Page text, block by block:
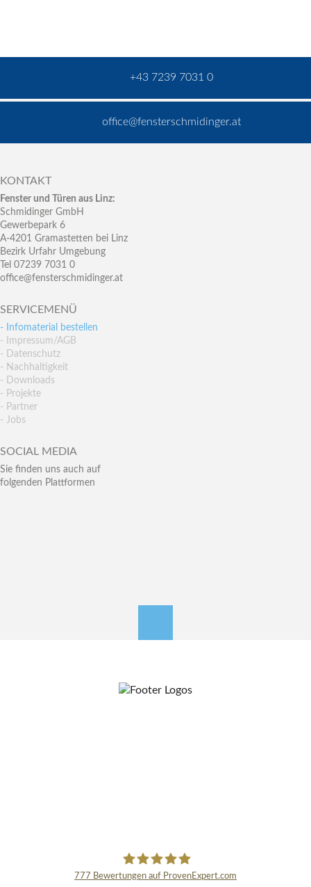
+43 7239 7031 0
office@fensterschmidinger.at
KONTAKT
Fenster und Türen aus Linz:
Schmidinger GmbH
Gewerbepark 6
A-4201 Gramastetten bei Linz
Bezirk Urfahr Umgebung
Tel 07239 7031 0
office@fensterschmidinger.at
SERVICEMENÜ
- Infomaterial bestellen
- Impressum/AGB
- Datenschutz
- Nachhaltigkeit
- Downloads
- Projekte
- Partner
- Jobs
SOCIAL MEDIA
Sie finden uns auch auf
folgenden Plattformen
777 Bewertungen auf ProvenExpert.com